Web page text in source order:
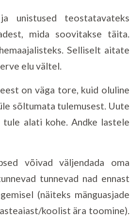
unistused teostatavateks
mida soovitakse täita.
Selliselt aitate
elu vältel.
on väga tore, kuid oluline
sõltumata tulemusest. Uute
alati kohe. Andke lastele
võivad väljendada oma
tunnevad nad ennast
(näiteks mänguasjade
koolist ära toomine).